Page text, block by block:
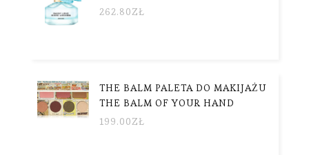
262.80ZŁ
THE BALM PALETA DO MAKIJAŻU
THE BALM OF YOUR HAND
199.00ZŁ